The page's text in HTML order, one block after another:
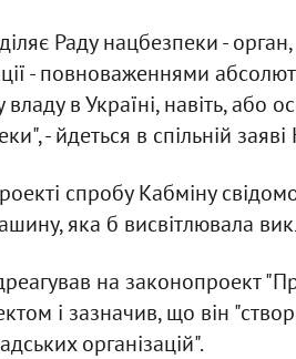
Раду нацбезпеки -
- повноваженнями
в Україні, навіть, або
- йдеться в спільній
спробу Кабміну
яка б висвітлювала
на законопроект
і зазначив, що він
організацій".